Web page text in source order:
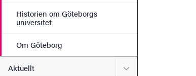
Historien om Göteborgs
universitet
Om Göteborg
Aktuellt Undermeny för